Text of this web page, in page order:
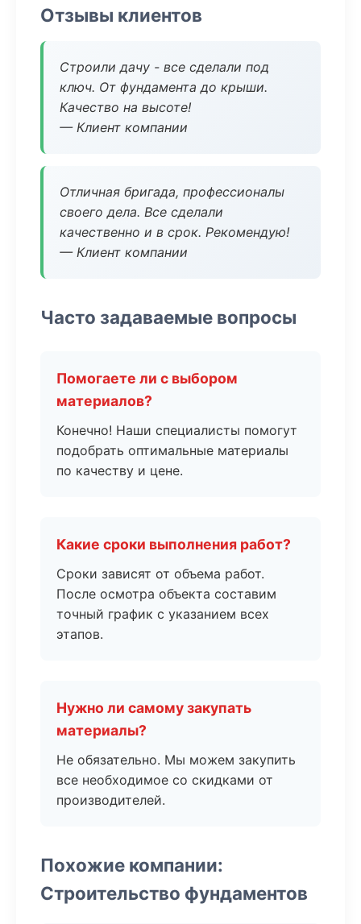
Отзывы клиентов
Строили дачу - все сделали под
ключ. От фундамента до крыши.
Качество на высоте!
— Клиент компании
Отличная бригада, профессионалы
своего дела. Все сделали
качественно и в срок. Рекомендую!
— Клиент компании
Часто задаваемые вопросы
Помогаете ли с выбором
материалов?
Конечно! Наши специалисты помогут
подобрать оптимальные материалы
по качеству и цене.
Какие сроки выполнения работ?
Сроки зависят от объема работ.
После осмотра объекта составим
точный график с указанием всех
этапов.
Нужно ли самому закупать
материалы?
Не обязательно. Мы можем закупить
все необходимое со скидками от
производителей.
Похожие компании:
Строительство фундаментов